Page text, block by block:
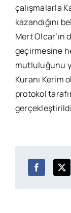
çalışmalarla
kazandığını
Mert Olcar’ın
geçirmesine
mutluluğunu
Kuranı Kerim
protokol